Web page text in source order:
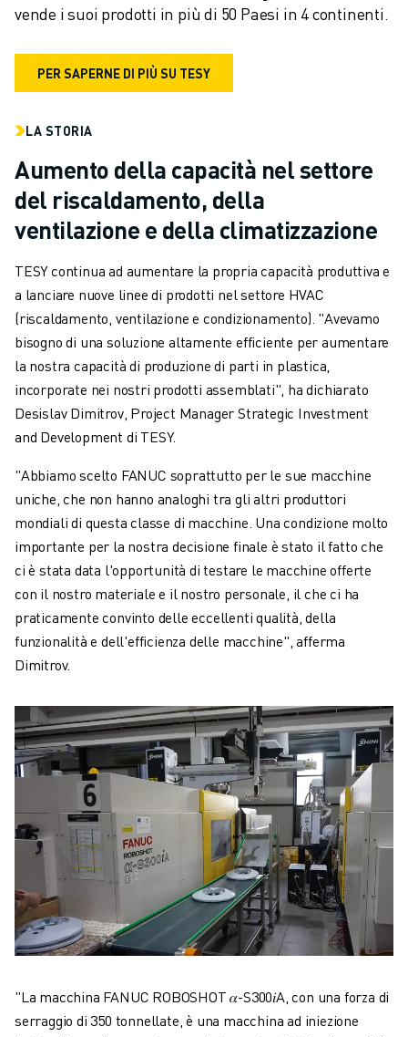
vende i suoi prodotti in più di 50 Paesi in 4 continenti.
PER SAPERNE DI PIÙ SU TESY
LA STORIA
Aumento della capacità nel settore
del riscaldamento, della
ventilazione e della climatizzazione
TESY continua ad aumentare la propria capacità produttiva e
a lanciare nuove linee di prodotti nel settore HVAC
(riscaldamento, ventilazione e condizionamento). "Avevamo
bisogno di una soluzione altamente efficiente per aumentare
la nostra capacità di produzione di parti in plastica,
incorporate nei nostri prodotti assemblati", ha dichiarato
Desislav Dimitrov, Project Manager Strategic Investment
and Development di TESY.
"Abbiamo scelto FANUC soprattutto per le sue macchine
uniche, che non hanno analoghi tra gli altri produttori
mondiali di questa classe di macchine. Una condizione molto
importante per la nostra decisione finale è stato il fatto che
ci è stata data l'opportunità di testare le macchine offerte
con il nostro materiale e il nostro personale, il che ci ha
praticamente convinto delle eccellenti qualità, della
funzionalità e dell'efficienza delle macchine", afferma
Dimitrov.
"La macchina FANUC ROBOSHOT 𝛼-S300𝑖A, con una forza di
serraggio di 350 tonnellate, è una macchina ad iniezione